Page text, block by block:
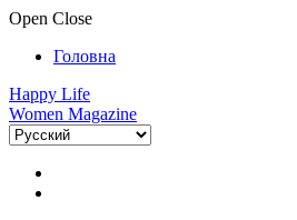
Open Close
Головна
Happy Life
Women Magazine